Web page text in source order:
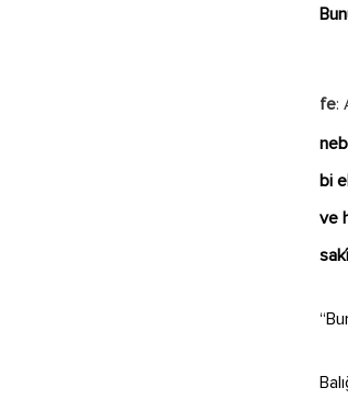
fe:
bi
ve